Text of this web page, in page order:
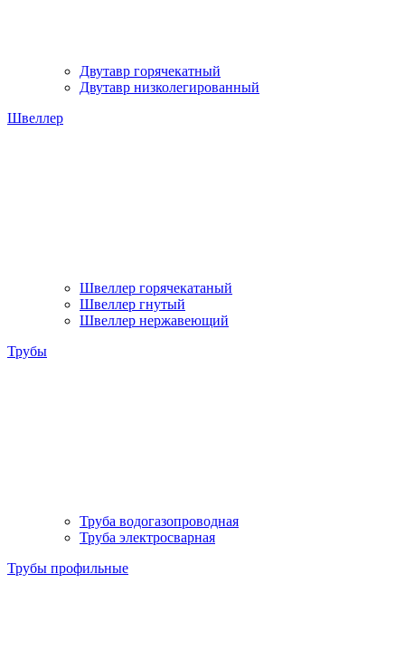
Двутавр горячекатный
Двутавр низколегированный
Швеллер
Швеллер горячекатаный
Швеллер гнутый
Швеллер нержавеющий
Трубы
Труба водогазопроводная
Труба электросварная
Трубы профильные